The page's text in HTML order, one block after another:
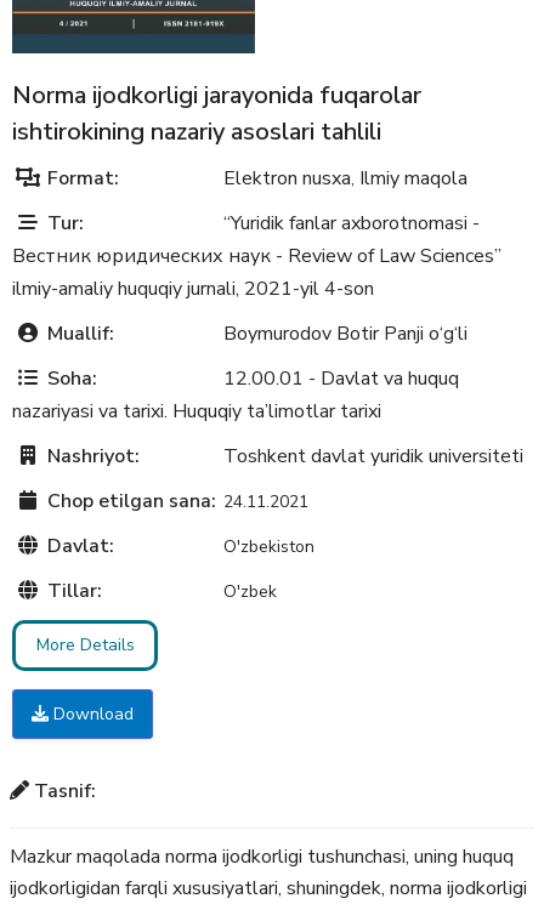
Norma ijodkorligi jarayonida fuqarolar
ishtirokining nazariy asoslari tahlili
Format: Elektron nusxa, Ilmiy maqola
Tur:
“Yuridik fanlar axborotnomasi -
Вестник юридических наук - Review of Law Sciences”
ilmiy-amaliy huquqiy jurnali, 2021-yil 4-son
Muallif:
Boymurodov Botir Panji о‘g‘li
Soha:
12.00.01 - Davlat va huquq
nazariyasi va tarixi. Huquqiy ta’limotlar tarixi
Nashriyot:
Toshkent davlat yuridik universiteti
Chop etilgan sana: 24.11.2021
Davlat: O'zbekiston
Tillar: O'zbek
More Details
Download
Tasnif:
Mazkur maqolada norma ijodkorligi tushunchasi, uning huquq
ijodkorligidan farqli xususiyatlari, shuningdek, norma ijodkorligi